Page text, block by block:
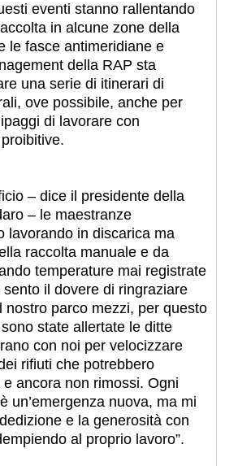
eventi stanno rallentando
in alcune zone della
le fasce antimeridiane e
della RAP sta
una serie di itinerari di
ove possibile, anche per
di lavorare con
– dice il presidente della
– le maestranze
lavorando in discarica ma
raccolta manuale e da
temperature mai registrate
il dovere di ringraziare
nostro parco mezzi, per questo
state allertate le ditte
con noi per velocizzare
rifiuti che potrebbero
ancora non rimossi. Ogni
un’emergenza nuova, ma mi
e la generosità con
al proprio lavoro”.